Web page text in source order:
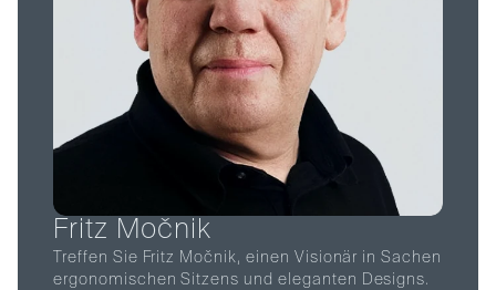
Fritz Močni k
Treffen Sie Fritz Močnik, einen Visionär in Sachen
ergonomischen Sitzens und eleganten Designs.